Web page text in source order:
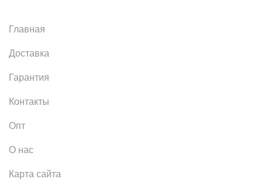
Главная
Доставка
Гарантия
Контакты
Опт
О нас
Карта сайта